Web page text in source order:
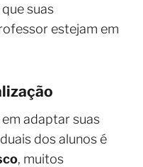
suas
estejam em
adaptar suas
dos alunos é
, muitos